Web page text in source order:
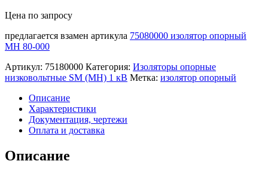
Цена по запросу
предлагается взамен артикула 75080000 изолятор опорный
МН 80-000
Артикул: 75180000 Категория: Изоляторы опорные
низковольтные SM (МН) 1 кВ Метка: изолятор опорный
Описание
Характеристики
Документация, чертежи
Оплата и доставка
Описание